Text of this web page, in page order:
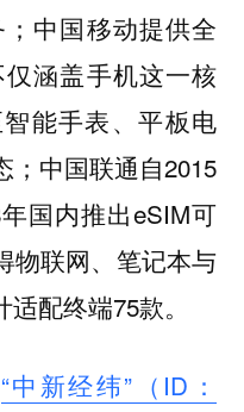
中国移动提供全
涵盖手机这一核
能手表、平板电
；中国联通自2015
国内推出eSIM可
物联网、笔记本与
配终端75款。
“中新经纬”（ID：